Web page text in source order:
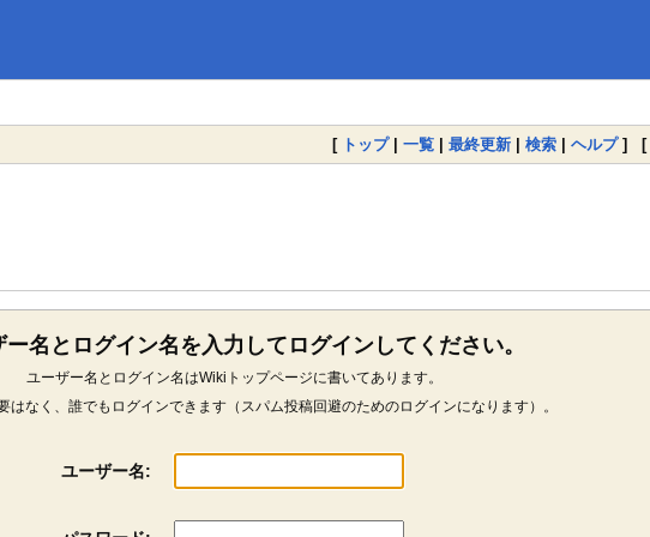
[ トップ| 一覧 | 最終更新 | 検索 | ヘルプ] [
ー名とログイン名を入力してログインしてください。
ユーザー名とログイン名はWikiトップページに書いてあります。
はなく、誰でもログインできます（スパム投稿回避のためのログインになります）。
ユーザー名: